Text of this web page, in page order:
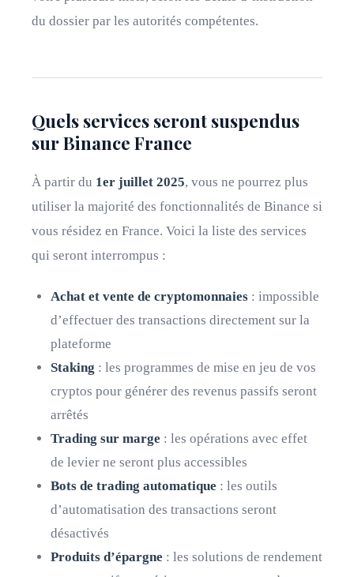
du dossier par les autorités compétentes.
Quels services seront suspendus
sur Binance France
À partir du 1er juillet 2025, vous ne pourrez plus
utiliser la majorité des fonctionnalités de Binance si
vous résidez en France. Voici la liste des services
qui seront interrompus :
Achat et vente de cryptomonnaies : impossible
d’effectuer des transactions directement sur la
plateforme
Staking : les programmes de mise en jeu de vos
cryptos pour générer des revenus passifs seront
arrêtés
Trading sur marge : les opérations avec effet
de levier ne seront plus accessibles
Bots de trading automatique : les outils
d’automatisation des transactions seront
désactivés
Produits d’épargne : les solutions de rendement